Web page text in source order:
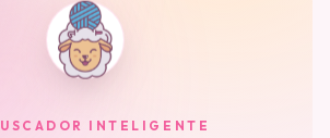
INTELIGENTE